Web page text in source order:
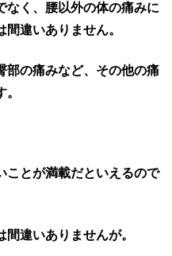
なく、腰以外の体の痛みに
違いありません。
部の痛みなど、その他の痛
ことが満載だといえるので
違いありませんが。